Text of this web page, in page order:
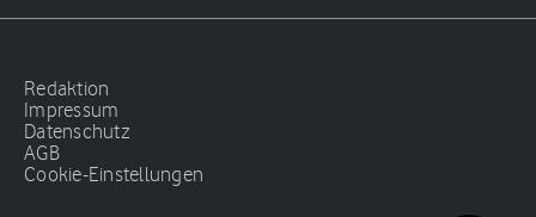
Redaktion
Impressum
Datenschutz
AGB
Cookie-Einstellungen